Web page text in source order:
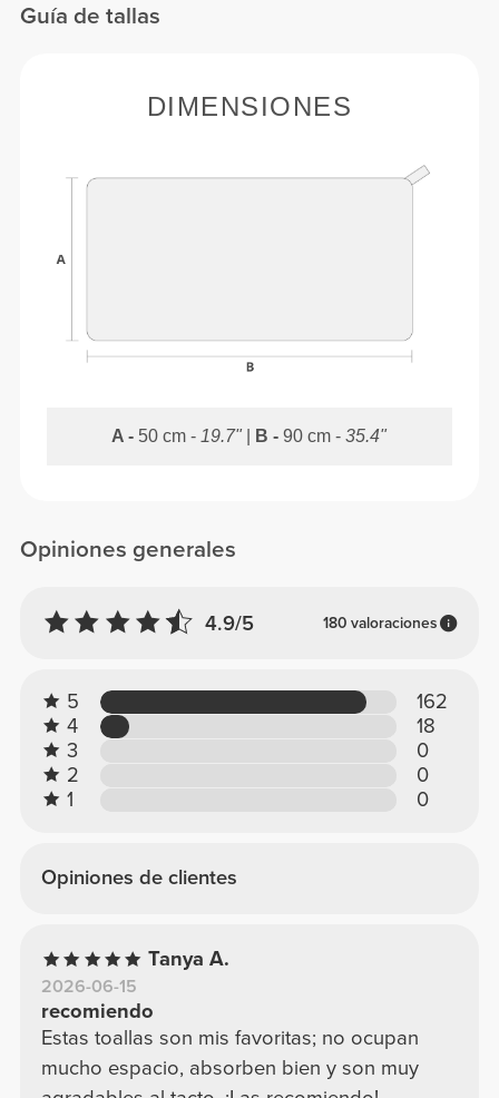
Opiniones generales
4.9/5 180 valoraciones
5
162
4
18
3
0
2
0
1
0
Opiniones de clientes
Tanya A.
2026-06-15
recomiendo
Estas toallas son mis favoritas; no ocupan
mucho espacio, absorben bien y son muy
Guía de tallas
DIMENSIONES
A - 50 cm -19.7" B -90 cm -35.4"